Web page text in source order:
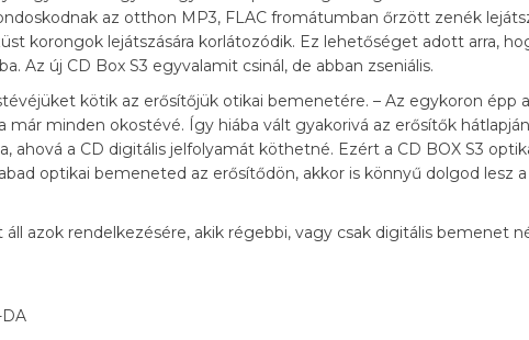
az otthon MP3, FLAC fromátumban őrzött zenék
korongok lejátszására korlátozódik. Ez lehetőséget adott arra,
Az új CD Box S3 egyvalamit csinál, de abban zseniális.
kötik az erősítőjük otikai bemenetére. – Az egykoron épp
már minden okostévé. Így hiába vált gyakorivá az erősítők
ahová a CD digitális jelfolyamát köthetné. Ezért a CD BOX S3
optikai bemeneted az erősítődön, akkor is könnyű dolgod lesz a
azok rendelkezésére, akik régebbi, vagy csak digitális bemenet